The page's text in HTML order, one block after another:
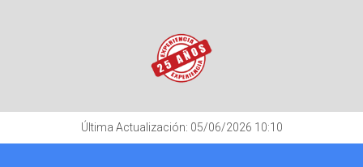
Última Actualización: 05/06/2026 10:10